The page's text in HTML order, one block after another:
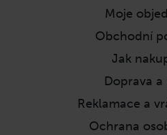
Moje
Obchodní
Jak
Doprava a
Reklamace a
Ochrana